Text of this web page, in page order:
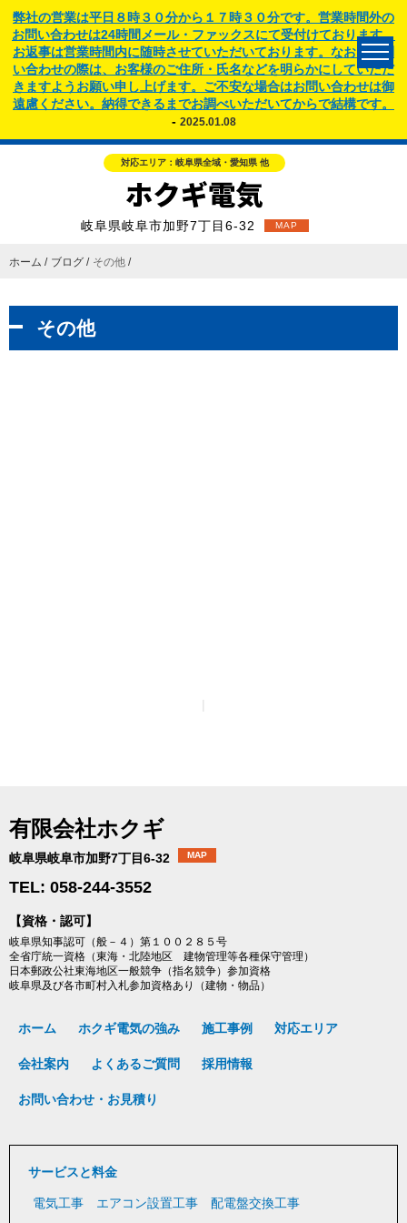
弊社の営業は平日８時３０分から１７時３０分です。営業時間外の
お問い合わせは24時間メール・ファックスにて受付けております。
お返事は営業時間内に随時させていただいております。なお、お問
い合わせの際は、お客様のご住所・氏名などを明らかにしていただ
きますようお願い申し上げます。ご不安な場合はお問い合わせは御
遠慮ください。納得できるまでお調べいただいてからで結構です。
- 2025.01.08
対応エリア：岐阜県全域・愛知県 他
岐阜県岐阜市加野7丁目6-32 MAP
ホーム ブログ その他
その他
|
有限会社ホクギ
岐阜県岐阜市加野7丁目6-32 MAP
TEL: 058-244-3552
【資格・認可】
岐阜県知事認可（般－４）第１００２８５号
全省庁統一資格（東海・北陸地区 建物管理等各種保守管理）
日本郵政公社東海地区一般競争（指名競争）参加資格
岐阜県及び各市町村入札参加資格あり（建物・物品）
ホーム ホクギ電気の強み 施工事例 対応エリア
会社案内 よくあるご質問 採用情報
お問い合わせ・お見積り
サービスと料金
電気工事 エアコン設置工事
配電盤交換工事